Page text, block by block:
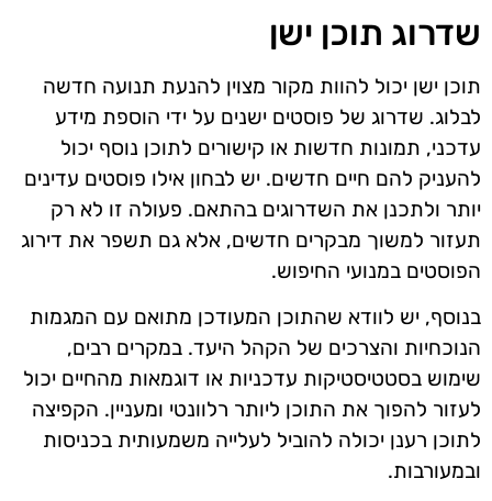
שדרוג תוכן ישן
תוכן ישן יכול להוות מקור מצוין להנעת תנועה חדשה
לבלוג. שדרוג של פוסטים ישנים על ידי הוספת מידע
עדכני, תמונות חדשות או קישורים לתוכן נוסף יכול
להעניק להם חיים חדשים. יש לבחון אילו פוסטים עדינים
יותר ולתכנן את השדרוגים בהתאם. פעולה זו לא רק
תעזור למשוך מבקרים חדשים, אלא גם תשפר את דירוג
הפוסטים במנועי החיפוש.
בנוסף, יש לוודא שהתוכן המעודכן מתואם עם המגמות
הנוכחיות והצרכים של הקהל היעד. במקרים רבים,
שימוש בסטטיסטיקות עדכניות או דוגמאות מהחיים יכול
לעזור להפוך את התוכן ליותר רלוונטי ומעניין. הקפיצה
לתוכן רענן יכולה להוביל לעלייה משמעותית בכניסות
ובמעורבות.